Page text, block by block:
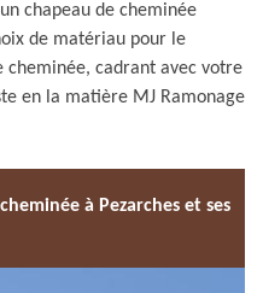
chapeau de cheminée
de matériau pour le
cheminée, cadrant avec votre
en la matière MJ Ramonage
à Pezarches et ses